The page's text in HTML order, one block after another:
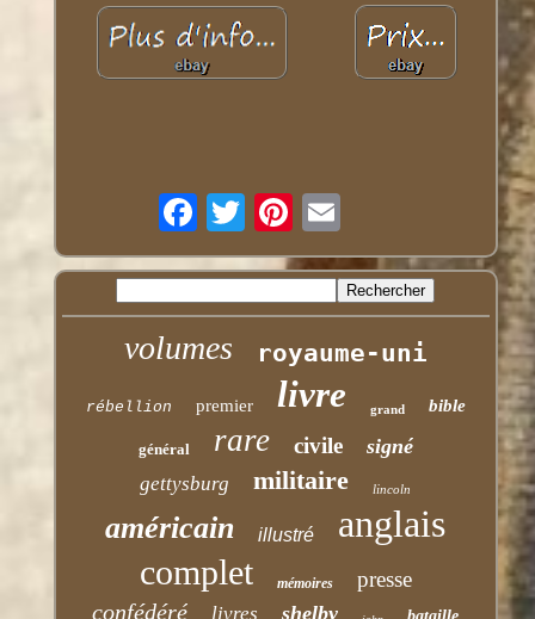
volumes royaume-uni
rébellion premier livre grand bible
général rare civile signé
gettysburg militaire lincoln
américain illustré anglais
complet mémoires presse
confédéré livres shelby